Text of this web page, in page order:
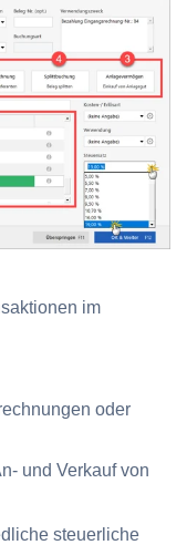
im
oder
und Verkauf von
steuerliche